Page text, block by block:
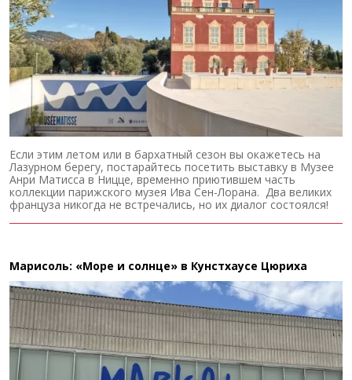
Если этим летом или в бархатный сезон вы окажетесь на
Лазурном берегу, постарайтесь посетить выставку в Музее
Анри Матисса в Ницце, временно приютившем часть
коллекции парижского музея Ива Сен-Лорана. Два великих
француза никогда не встречались, но их диалог состоялся!
Марисоль: «Море и солнце» в Кунстхаусе Цюриха